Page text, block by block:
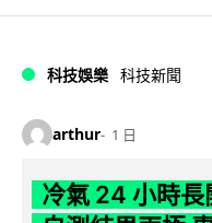
科技娛樂 科技新聞
arthur 1 日
冷氣 24 小時